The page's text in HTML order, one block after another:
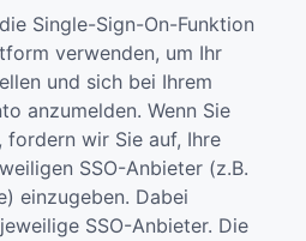
Single-Sign-On-Funktion
verwenden, um Ihr
und sich bei Ihrem
anzumelden. Wenn Sie
fordern wir Sie auf, Ihre
SSO-Anbieter (z.B.
einzugeben. Dabei
SSO-Anbieter. Die